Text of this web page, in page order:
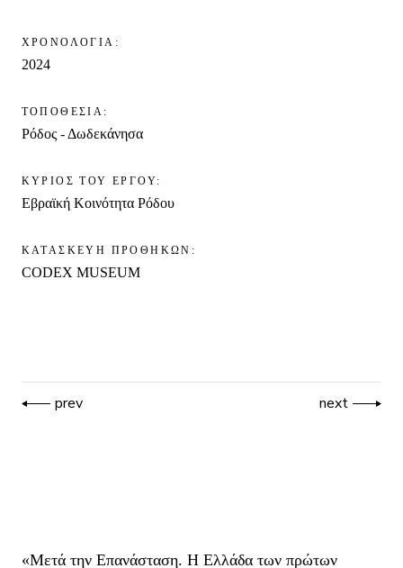
ΧΡΟΝΟΛΟΓΙΑ:
2024
ΤΟΠΟΘΕΣΙΑ:
Ρόδος - Δωδεκάνησα
ΚΥΡΙΟΣ ΤΟΥ ΕΡΓΟΥ:
Εβραϊκή Κοινότητα Ρόδου
ΚΑΤΑΣΚΕΥΗ ΠΡΟΘΗΚΩΝ:
CODEX MUSEUM
prev next
«Μετά την Επανάσταση. Η Ελλάδα των πρώτων